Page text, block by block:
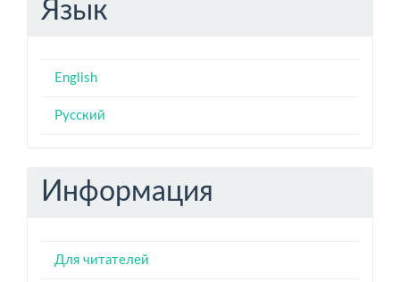
Язык
English
Русский
Информация
Для читателей